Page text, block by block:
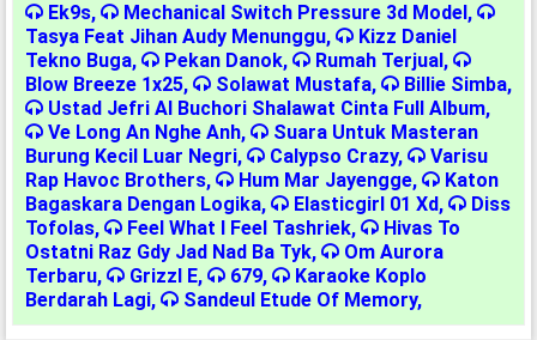
Ek9s, Mechanical Switch Pressure 3d Model,
Tasya Feat Jihan Audy Menunggu,
Kizz Daniel
Tekno Buga, Pekan Danok, Rumah Terjual,
Blow Breeze 1x25, Solawat Mustafa, Billie Simba,
Ustad Jefri Al Buchori Shalawat Cinta Full Album,
Ve Long An Nghe Anh,
Suara Untuk Masteran
Burung Kecil Luar Negri, Calypso Crazy,
Varisu
Rap Havoc Brothers, Hum Mar Jayengge,
Katon
Bagaskara Dengan Logika, Elasticgirl 01 Xd,
Diss
Tofolas, Feel What I Feel Tashriek,
Hivas To
Ostatni Raz Gdy Jad Nad Ba Tyk,
Om Aurora
Terbaru, Grizzl E, 679,
Karaoke Koplo
Berdarah Lagi, Sandeul Etude Of Memory,